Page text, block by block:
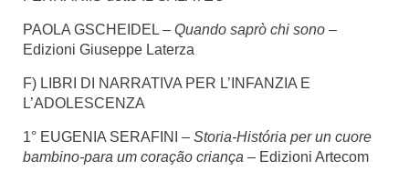
PAOLA GSCHEIDEL – Quando saprò chi sono –
Edizioni Giuseppe Laterza
F) LIBRI DI NARRATIVA PER L’INFANZIA E
L’ADOLESCENZA
1° EUGENIA SERAFINI – Storia-História per un cuore
bambino-para um coração criança – Edizioni Artecom